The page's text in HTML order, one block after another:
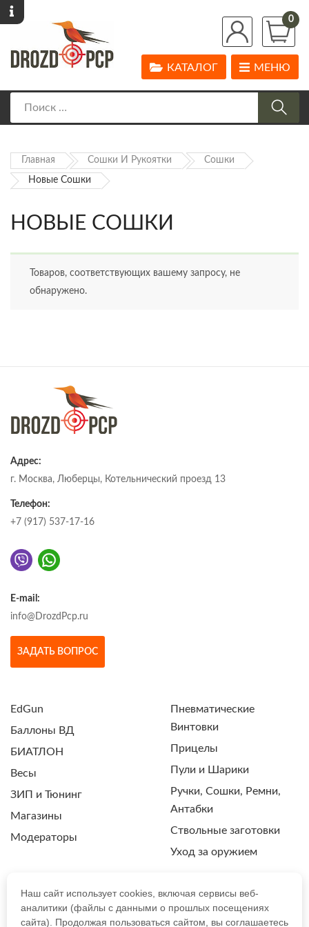
0
МЕНЮ
КАТАЛОГ
Главная Сошки И Рукоятки Сошки
Новые Сошки
НОВЫЕ СОШКИ
Товаров, соответствующих вашему запросу, не
обнаружено.
Адрес:
г. Москва, Люберцы, Котельнический проезд 13
Телефон:
+7 (917) 537-17-16
E-mail:
info@DrozdPcp.ru
ЗАДАТЬ ВОПРОС
EdGun
Баллоны ВД
БИАТЛОН
Весы
ЗИП и Тюнинг
Магазины
Модераторы
Пневматические
Винтовки
Прицелы
Пули и Шарики
Ручки, Сошки, Ремни,
Антабки
Ствольные заготовки
Уход за оружием
ПОЛИТИКА КОНФИДЕНЦИАЛЬНОСТИ
Наш сайт использует cookies, включая сервисы веб-
аналитики (файлы с данными о прошлых посещениях
сайта). Продолжая пользоваться сайтом, вы соглашаетесь